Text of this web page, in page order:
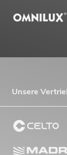
Unsere